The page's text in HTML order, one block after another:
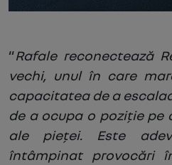
“Rafale reconectează
vechi, unul în care
capacitatea de a
de a ocupa o poziție
ale pieței. Este
întâmpinat provocări